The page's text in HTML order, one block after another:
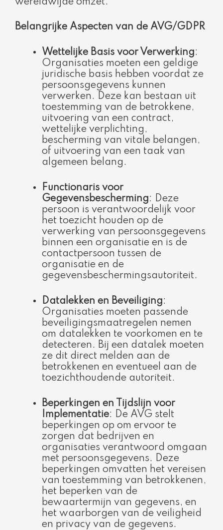
Belangrijke Aspecten van de AVG/GDPR
Wettelijke Basis voor Verwerking:
Organisaties moeten een geldige
juridische basis hebben voordat ze
persoonsgegevens kunnen
verwerken. Deze kan bestaan uit
toestemming van de betrokkene,
uitvoering van een contract,
wettelijke verplichting,
bescherming van vitale belangen,
of uitvoering van een taak van
algemeen belang.
Functionaris voor
Gegevensbescherming: Deze
persoon is verantwoordelijk voor
het toezicht houden op de
verwerking van persoonsgegevens
binnen een organisatie en is de
contactpersoon tussen de
organisatie en de
gegevensbeschermingsautoriteit.
Datalekken en Beveiliging:
Organisaties moeten passende
beveiligingsmaatregelen nemen
om datalekken te voorkomen en te
detecteren. Bij een datalek moeten
ze dit direct melden aan de
betrokkenen en eventueel aan de
toezichthoudende autoriteit.
Beperkingen en Tijdslijn voor
Implementatie: De AVG stelt
beperkingen op om ervoor te
zorgen dat bedrijven en
organisaties verantwoord omgaan
met persoonsgegevens. Deze
beperkingen omvatten het vereisen
van toestemming van betrokkenen,
het beperken van de
bewaartermijn van gegevens, en
het waarborgen van de veiligheid
en privacy van de gegevens.